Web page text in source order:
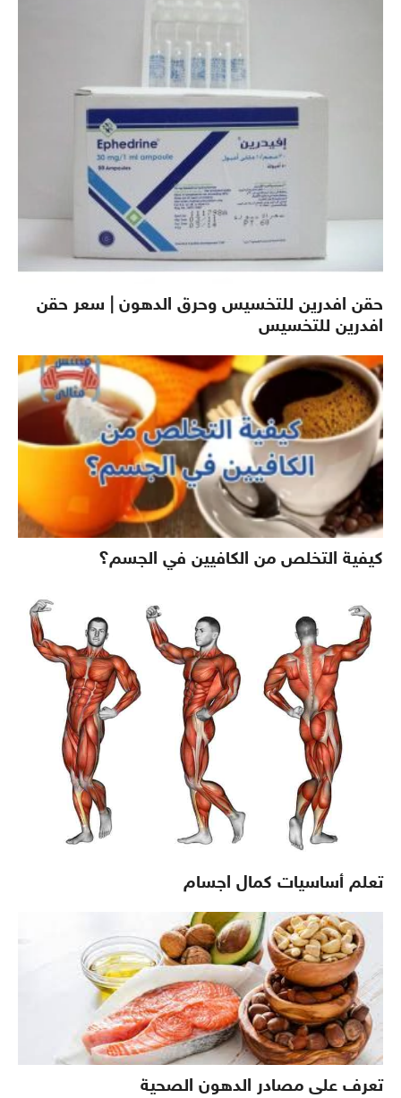
حقن افدرين للتخسيس وحرق الدهون | سعر حقن
افدرين للتخسيس
كيفية التخلص من الكافيين في الجسم؟
تعلم أساسيات كمال اجسام
تعرف على مصادر الدهون الصحية